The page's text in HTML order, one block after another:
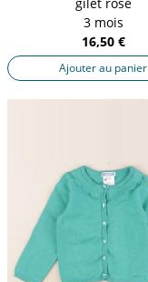
3 mois
16,50 €
Ajouter au panier